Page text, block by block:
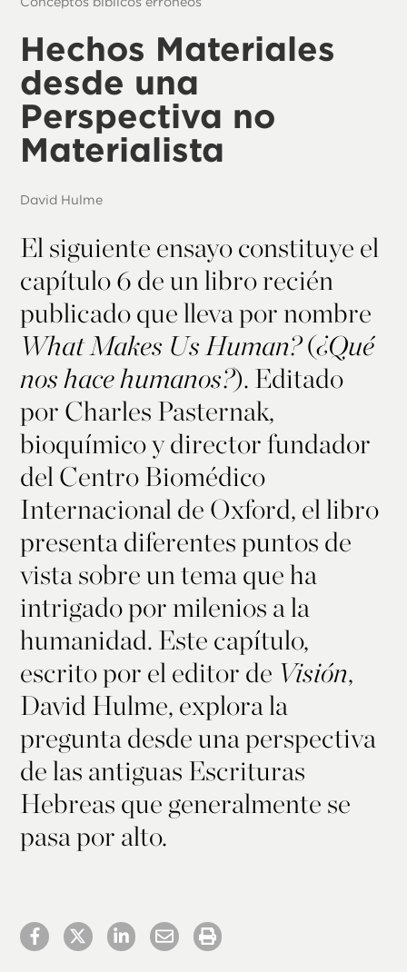
Hechos Materiales
desde una
Perspectiva no
Materialista
David Hulme
El siguiente ensayo constituye el
capítulo 6 de un libro recién
publicado que lleva por nombre
What Makes Us Human?(¿Qué
nos hace humanos?). Editado
por Charles Pasternak,
bioquímico y director fundador
del Centro Biomédico
Internacional de Oxford, el libro
presenta diferentes puntos de
vista sobre un tema que ha
intrigado por milenios a la
humanidad. Este capítulo,
escrito por el editor de Visión,
David Hulme, explora la
pregunta desde una perspectiva
de las antiguas Escrituras
Hebreas que generalmente se
pasa por alto.